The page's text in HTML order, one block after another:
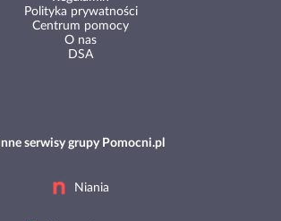
Polityka prywatności
Centrum pomocy
O nas
DSA
Inne serwisy grupy Pomocni.pl
Niania